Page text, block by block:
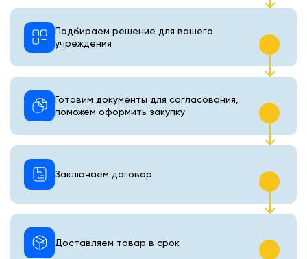
Подбираем решение для вашего
учреждения
Готовим документы для согласования,
поможем оформить закупку
Доставляем товар в срок
Заключаем договор